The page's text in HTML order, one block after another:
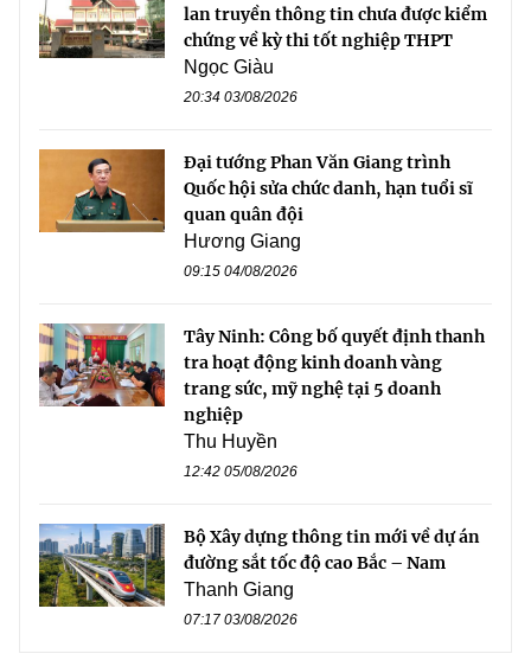
lan truyền thông tin chưa được kiểm
chứng về kỳ thi tốt nghiệp THPT
Ngọc Giàu
20:34 03/08/2026
Đại tướng Phan Văn Giang trình
Quốc hội sửa chức danh, hạn tuổi sĩ
quan quân đội
Hương Giang
09:15 04/08/2026
Tây Ninh: Công bố quyết định thanh
tra hoạt động kinh doanh vàng
trang sức, mỹ nghệ tại 5 doanh
nghiệp
Thu Huyền
12:42 05/08/2026
Bộ Xây dựng thông tin mới về dự án
đường sắt tốc độ cao Bắc – Nam
Thanh Giang
07:17 03/08/2026